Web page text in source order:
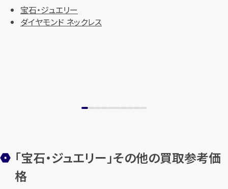
宝石・ジュエリー
ダイヤモンド ネックレス
「宝石・ジュエリー」その他の買取参考価
格